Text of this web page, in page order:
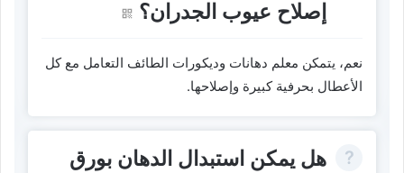
إصلاح عيوب الجدران؟
نعم، يتمكن معلم دهانات وديكورات الطائف التعامل مع كل
الأعطال بحرفية كبيرة وإصلاحها.
هل يمكن استبدال الدهان بورق